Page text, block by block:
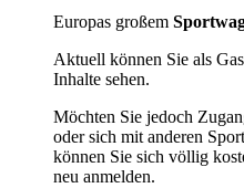
Europas großem
Aktuell können Sie als
Inhalte sehen.
Möchten Sie jedoch
oder sich mit anderen
können Sie sich völlig
neu anmelden.